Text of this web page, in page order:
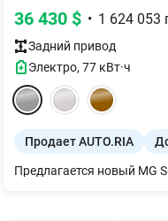
36 430 $ • 1 624 053
Задний привод
Электро, 77 кВт·ч
Продает AUTO.RIA